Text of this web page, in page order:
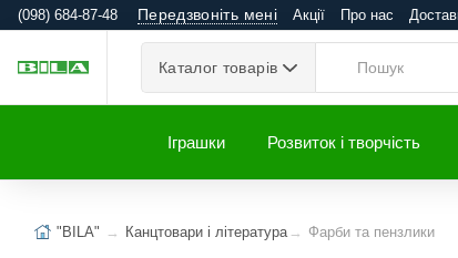
(098) 684-87-48 Передзвоніть мені Акції Про нас
Каталог товарів
Іграшки Розвиток і творчість
"BILA" Канцтовари і література Фарби та пензлики